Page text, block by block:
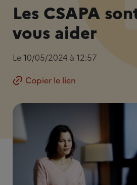
Les CSAPA
vous aider
Le 10/05/2024 à 12:57
Copier le lien